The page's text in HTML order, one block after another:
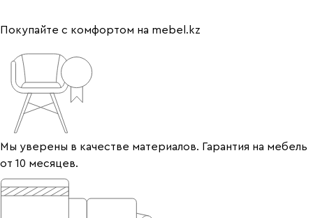
Покупайте с комфортом на mebel.kz
Мы уверены в качестве материалов. Гарантия на мебель
от 10 месяцев.